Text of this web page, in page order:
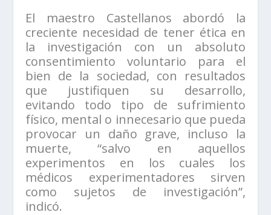
El maestro Castellanos abordó la
creciente necesidad de tener ética en
la investigación con un absoluto
consentimiento voluntario para el
bien de la sociedad, con resultados
que justifiquen su desarrollo,
evitando todo tipo de sufrimiento
físico, mental o innecesario que pueda
provocar un daño grave, incluso la
muerte, “salvo en aquellos
experimentos en los cuales los
médicos experimentadores sirven
como sujetos de investigación”,
indicó.